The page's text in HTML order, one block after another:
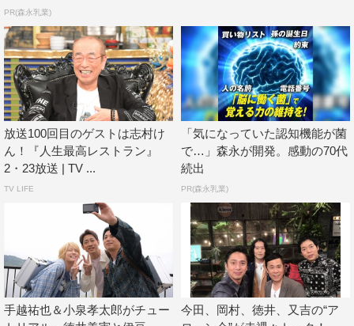
介しているので、ぜひ見ていただけたら」と見どころを語
った。
BSテレ東4K放送スタート記念
『世界遺産で結婚しよう！』
BSテレ東
2019年1月15日（火）
後7・00～9・54
MC：徳井義実（チュートリアル）、松丸友紀（テレビ東
京アナウンサー）
ゲスト：松本明子
ナレーター：川島明（麒麟）
PR(森永乳業)
放送100回目のゲストは志村け
ん！『人生最高レストラン』
2・23放送 | TV ...
TV LIFE
「気になっていた認知機能が菌
で…」森永が開発。感動の70代
続出
PR(森永乳業)
手越祐也＆小泉孝太郎がチュー
今田、岡村、徳井、又吉の“ア